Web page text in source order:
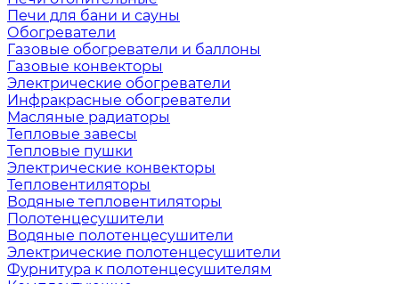
Печи для бани и сауны
Обогреватели
Газовые обогреватели и баллоны
Газовые конвекторы
Электрические обогреватели
Инфракрасные обогреватели
Масляные радиаторы
Тепловые завесы
Тепловые пушки
Электрические конвекторы
Тепловентиляторы
Водяные тепловентиляторы
Полотенцесушители
Водяные полотенцесушители
Электрические полотенцесушители
Фурнитура к полотенцесушителям